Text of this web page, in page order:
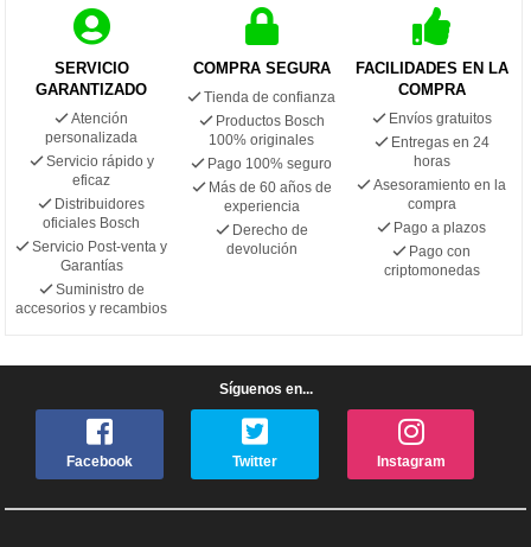
SERVICIO
GARANTIZADO
Atención
personalizada
Servicio rápido y
eficaz
Distribuidores
oficiales Bosch
Servicio Post-venta y
Garantías
Suministro de
accesorios y recambios
COMPRA SEGURA
Tienda de confianza
Productos Bosch
100% originales
Pago 100% seguro
Más de 60 años de
experiencia
Derecho de
devolución
FACILIDADES EN LA
COMPRA
Envíos gratuitos
Entregas en 24
horas
Asesoramiento en la
compra
Pago a plazos
Pago con
criptomonedas
Síguenos en...
Facebook Twitter Instagram